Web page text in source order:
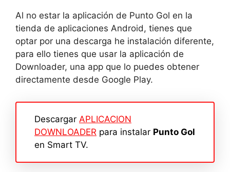
Al no estar la aplicación de Punto Gol en la
tienda de aplicaciones Android, tienes que
optar por una descarga he instalación diferente,
para ello tienes que usar la aplicación de
Downloader, una app que lo puedes obtener
directamente desde Google Play.
Descargar APLICACION
DOWNLOADER para instalar Punto Gol
en Smart TV.